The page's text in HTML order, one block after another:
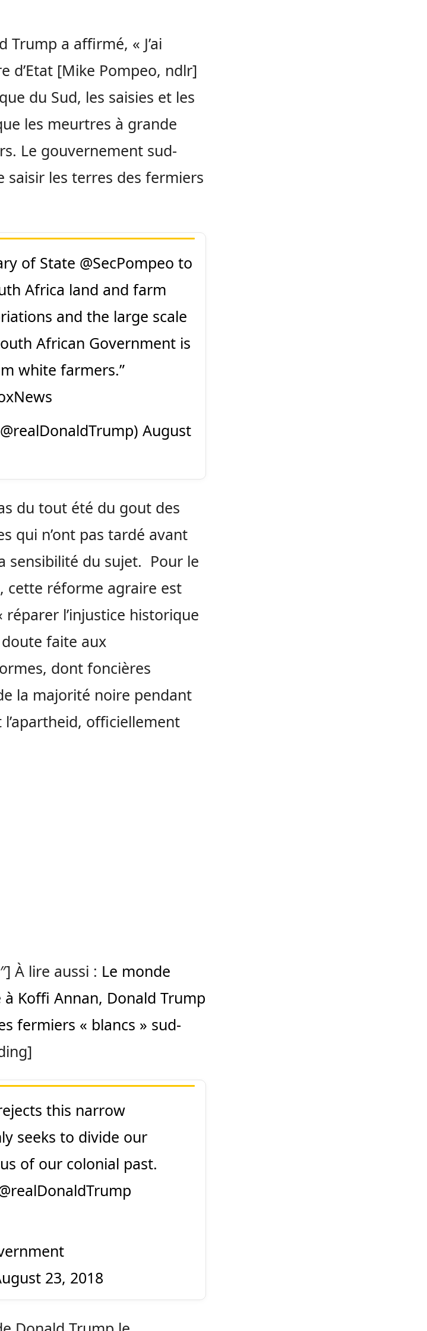
a affirmé, « J’ai
d’Etat [Mike Pompeo, ndlr]
du Sud, les saisies et les
les meurtres à grande
Le gouvernement sud-
saisir les terres des fermiers
of State @SecPompeo to
Africa land and farm
and the large scale
African Government is
white farmers.”
August
du tout été du gout des
qui n’ont pas tardé avant
sensibilité du sujet. Pour le
cette réforme agraire est
réparer l’injustice historique
faite aux
dont foncières
la majorité noire pendant
officiellement
À lire aussi : Le monde
Koffi Annan, Donald Trump
fermiers « blancs » sud-
this narrow
seeks to divide our
of our colonial past.
23, 2018